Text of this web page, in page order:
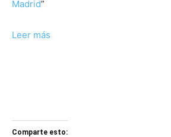
Madrid”
Leer más
Comparte esto: